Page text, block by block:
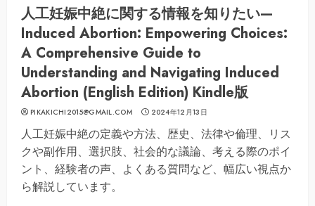
人工妊娠中絶に関する情報を知りたい—
Induced Abortion: Empowering Choices:
A Comprehensive Guide to
Understanding and Navigating Induced
Abortion (English Edition) Kindle版
PIKAKICHI2015@GMAIL.COM 2024年12月13日
人工妊娠中絶の定義や方法、歴史、法律や倫理、リス
クや副作用、選択肢、社会的な議論、考える際のポイ
ント、経験者の声、よくある質問など、幅広い視点か
ら解説しています。